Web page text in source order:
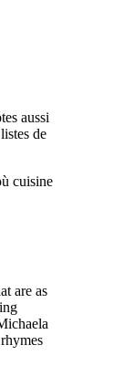
aussi
de
cuisine
are as